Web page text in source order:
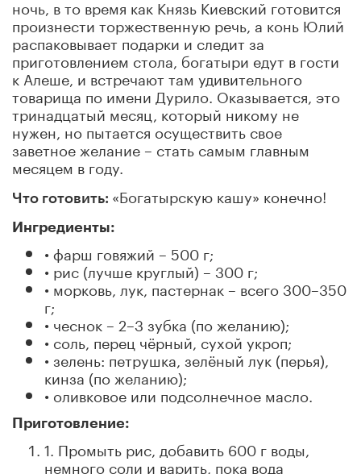
ночь, в то время как Князь Киевский готовится
произнести торжественную речь, а конь Юлий
распаковывает подарки и следит за
приготовлением стола, богатыри едут в гости
к Алеше, и встречают там удивительного
товарища по имени Дурило. Оказывается, это
тринадцатый месяц, который никому не
нужен, но пытается осуществить свое
заветное желание – стать самым главным
месяцем в году.
Что готовить: «Богатырскую кашу» конечно!
Ингредиенты:
• фарш говяжий – 500 г;
• рис (лучше круглый) – 300 г;
• морковь, лук, пастернак – всего 300–350
г;
• чеснок – 2–3 зубка (по желанию);
• соль, перец чёрный, сухой укроп;
• зелень: петрушка, зелёный лук (перья),
кинза (по желанию);
• оливковое или подсолнечное масло.
Приготовление:
1. Промыть рис, добавить 600 г воды,
немного соли и варить, пока вода